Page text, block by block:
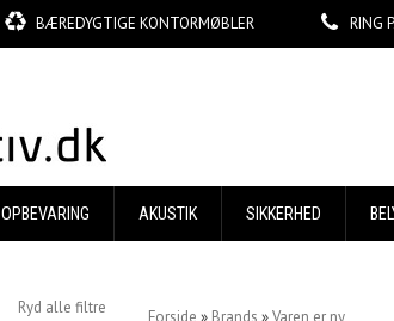
BÆREDYGTIGE KONTORMØBLER RING
OPBEVARING AKUSTIK SIKKERHED
Ryd alle filtre Forside » Brands »Varen er ny